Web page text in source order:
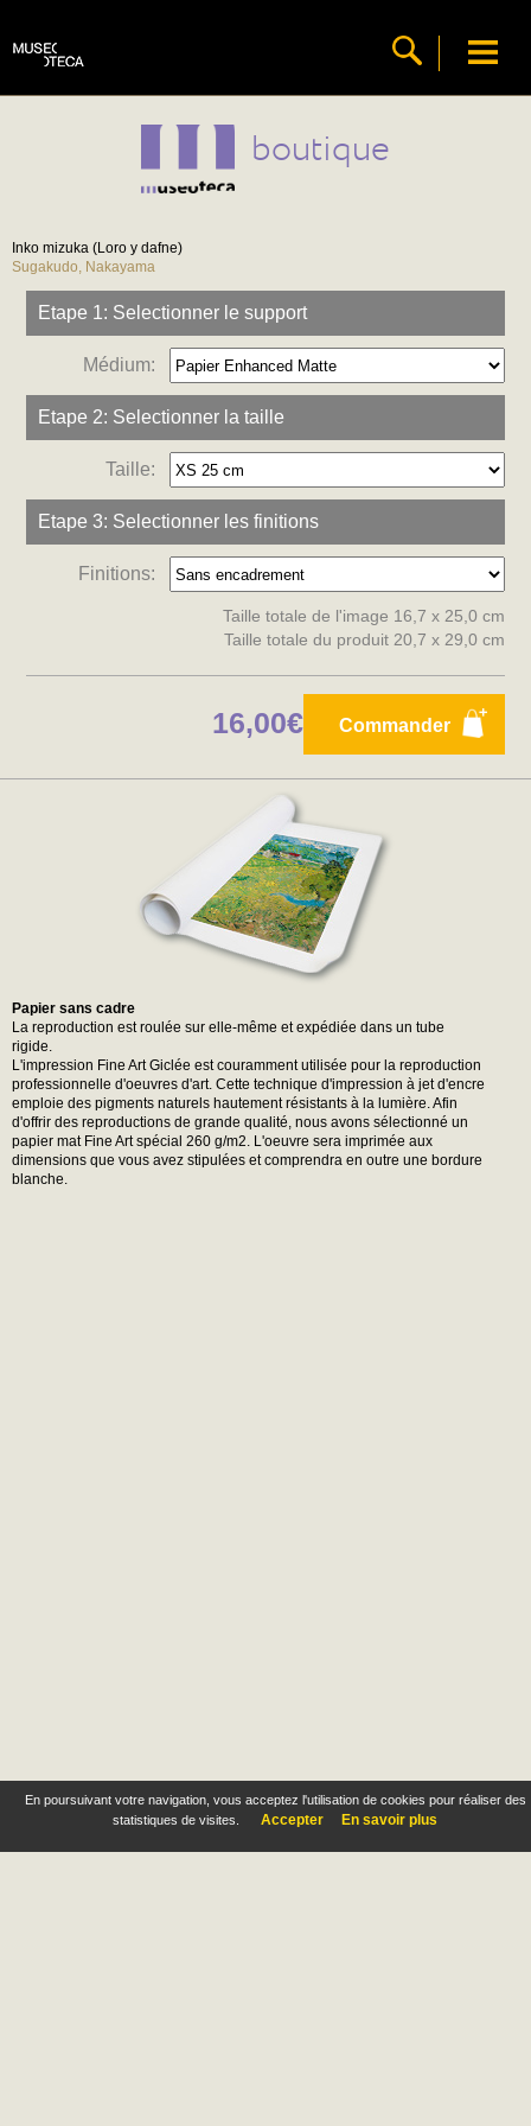
En poursuivant votre navigation, vous acceptez l'utilisation de cookies pour réaliser des
statistiques de visites.
Accepter En savoir plus
boutique
Inko mizuka (Loro y dafne)
Sugakudo, Nakayama
Etape 1: Selectionner le support
Médium:
Etape 2: Selectionner la taille
Taille:
Etape 3: Selectionner les finitions
Finitions:
Taille totale de l'image 16,7 x 25,0 cm
Taille totale du produit 20,7 x 29,0 cm
Commander
16,00€
Papier sans cadre
La reproduction est roulée sur elle-même et expédiée dans un tube
rigide.
L'impression Fine Art Giclée est couramment utilisée pour la reproduction
professionnelle d'oeuvres d'art. Cette technique d'impression à jet d'encre
emploie des pigments naturels hautement résistants à la lumière. Afin
d'offrir des reproductions de grande qualité, nous avons sélectionné un
papier mat Fine Art spécial 260 g/m2. L'oeuvre sera imprimée aux
dimensions que vous avez stipulées et comprendra en outre une bordure
blanche.